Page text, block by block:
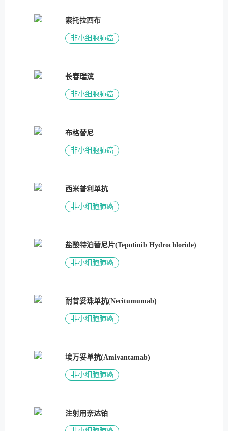
索托拉西布
非小细胞肺癌
长春瑞滨
非小细胞肺癌
布格替尼
非小细胞肺癌
西米普利单抗
非小细胞肺癌
盐酸特泊替尼片(Tepotinib Hydrochloride)
非小细胞肺癌
耐昔妥珠单抗(Necitumumab)
非小细胞肺癌
埃万妥单抗(Amivantamab)
非小细胞肺癌
注射用奈达铂